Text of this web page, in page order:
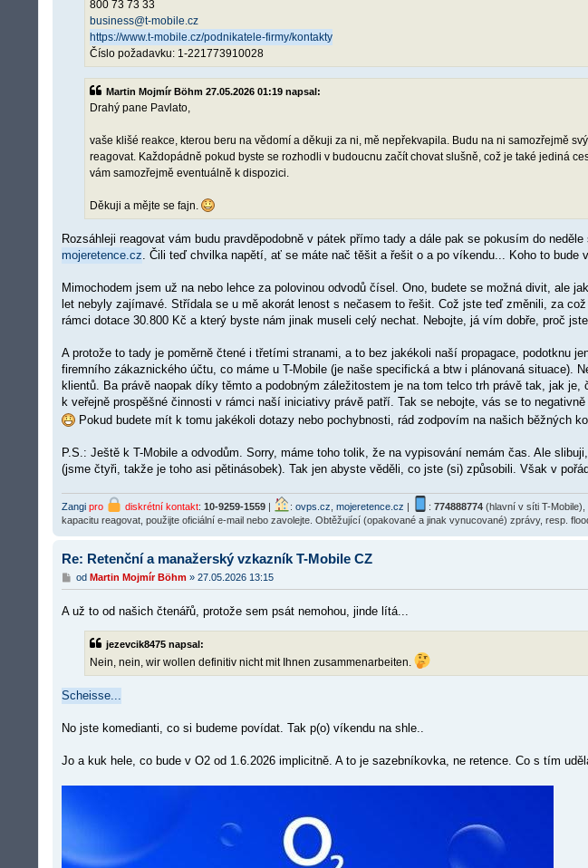
800 73 73 33
business@t-mobile.cz
https://www.t-mobile.cz/podnikatele-firmy/kontakty
Číslo požadavku: 1-221773910028
Martin Mojmír Böhm 27.05.2026 01:19 napsal:
Drahý pane Pavlato,
vaše klišé reakce, kterou beru na vědomí a děkuji za ni, mě nepřekvapila. Budu na ni samozřejmě
reagovat. Každopádně pokud byste se rozhodli v budoucnu začít chovat slušně, což je také jediná
vám samozřejmě eventuálně k dispozici.
Děkuji a mějte se fajn.
Rozsáhleji reagovat vám budu pravděpodobně v pátek přímo tady a dále pak se pokusím do
mojeretence.cz . Čili teď chvilka napětí, ať se máte nač těšit a řešit o a po víkendu... Koho to bude
Mimochodem jsem už na nebo lehce za polovinou odvodů čísel. Ono, budete se možná divit, ale
let nebyly zajímavé. Střídala se u mě akorát lenost s nečasem to řešit. Což jste teď změnili, za
rámci dotace 30.800 Kč a který byste nám jinak museli celý nechat. Nebojte, já vím dobře, proč
A protože to tady je poměrně čtené i třetími stranami, a to bez jakékoli naší propagace, podotknu
firemního zákaznického účtu, co máme u T-Mobile (je naše specifická a btw i plánovaná situace).
klientů. Ba právě naopak díky těmto a podobným záležitostem je na tom telco trh právě tak, jak
k veřejně prospěšné činnosti v rámci naší iniciativy právě patří. Tak se nebojte, vás se to
Pokud budete mít k tomu jakékoli dotazy nebo pochybnosti, rád zodpovím na našich běžných
P.S.: Ještě k T-Mobile a odvodům. Sorry, máme toho tolik, že na vypisování nemám čas. Ale
(jsme čtyři, takže je toho asi pětinásobek). Tak jen abyste věděli, co jste (si) způsobili. Však v
Zangi pro diskrétní kontakt: 10-9259-1559 : ovps.cz, mojeretence.cz : 774888774 (hlavní v síti T-
kapacitu reagovat, použijte oficiální e-mail nebo zavolejte. Obtěžující (opakované a jinak vynucované) zprávy, resp.
Re: Retenční a manažerský vzkazník T-Mobile CZ
P
ř
s
od Martin Mojmír Böhm» 27.05.2026 13:15
A už to od našich čtenářů, protože sem psát nemohou, jinde lítá...
jezevcik8475 napsal:
Nein, nein, wir wollen definitiv nicht mit Ihnen zusammenarbeiten.
Scheisse...
No jste komedianti, co si budeme povídat. Tak p(o) víkendu na shle..
Jo a kuk hele, co bude v O2 od 1.6.2026 implicitně. A to je sazebníkovka, ne retence. Co s tím